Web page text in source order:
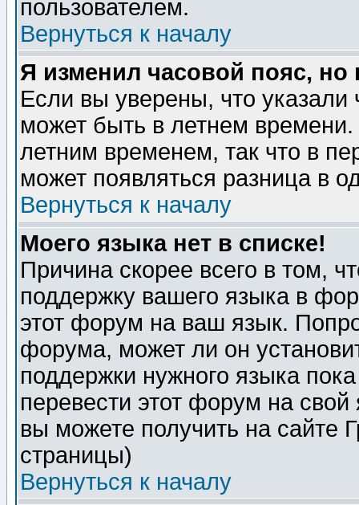
пользователем.
Вернуться к началу
Я изменил часовой пояс,
Если вы уверены, что указали
может быть в летнем
летним временем, так что в
может появляться разница в
Вернуться к началу
Моего языка нет в списке!
Причина скорее всего в том,
поддержку вашего языка в
этот форум на ваш язык.
форума, может ли он
поддержки нужного языка
перевести этот форум на
вы можете получить на сайте
страницы)
Вернуться к началу